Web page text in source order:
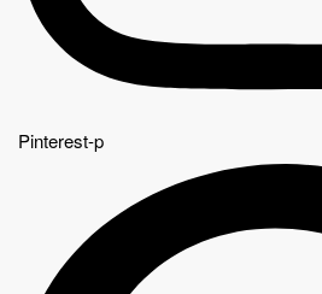
Pinterest-p